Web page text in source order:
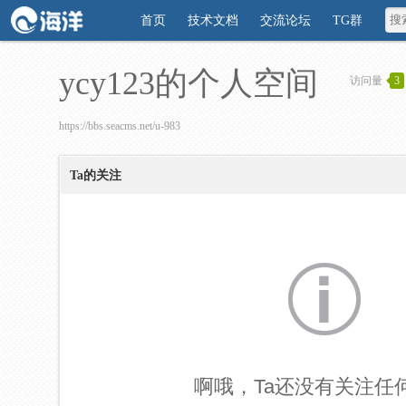
首页 技术文档 交流论坛 TG群
ycy123的个人空间 访问量 3
https://bbs.seacms.net/u-983
Ta的关注
啊哦，Ta还没有关注任